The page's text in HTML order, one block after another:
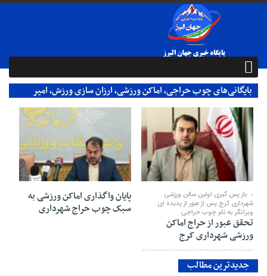
بایگانی‌های چوب حراجی، اماکن ورزشی، ارزان سازی ورزش، امیر
اشتری، سازمان فرهنگی ورزشی - پایگاه خبری جهان البرز
11 نوامبر 2024
باز پس گیری اولین سالن ورزشی
شهرداری کرج پس از عبور از پدیده ای
ویرانگر به نام چوب حراجی
تحقق عبور از حراج اماکن
ورزشی شهرداری کرج
11 نوامبر 2024
پایان واگذاری اماکن ورزشی به
سبک چوب حراج شهرداری
جدیدترین مطالب